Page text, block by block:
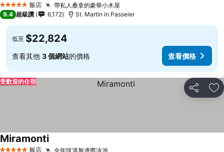
5 星級 飯店 帶私人桑拿的豪華小木屋查看價格
9.4 超級讚 6,172 St. Martin in Passeier
低至 $22,824
查看其他 3 個網站的價格 查看價格
分享 加
受歡迎的住宿
飯店 全年恆溫無邊際泳池
Miramonti查看價格